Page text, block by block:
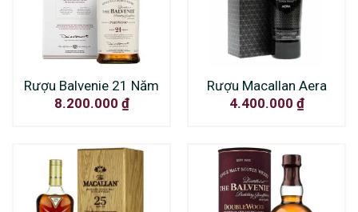
Rượu Balvenie 21 Năm
8.200.000 ₫
Rượu Macallan Aera
4.400.000 ₫